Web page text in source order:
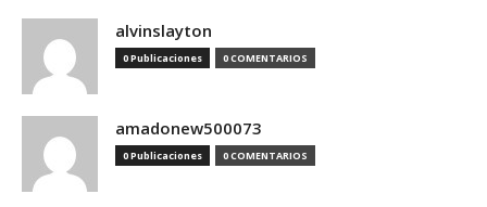
alvinslayton
0 Publicaciones 0 COMENTARIOS
amadonew500073
0 Publicaciones 0 COMENTARIOS